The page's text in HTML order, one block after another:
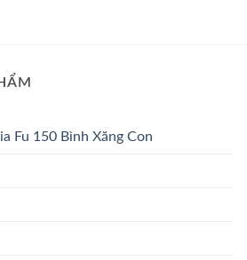
Fu 150 Bình Xăng Con